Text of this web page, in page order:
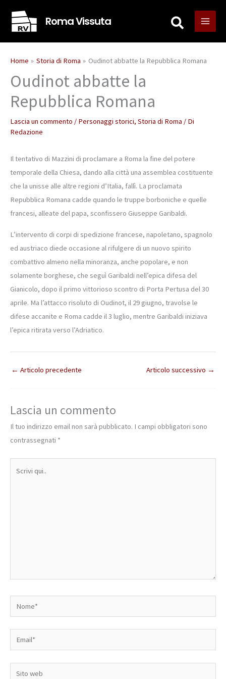
contenuto
Roma Vissuta
Home Storia di Roma Oudinot abbatte la Repubblica Romana
Oudinot abbatte la
Repubblica Romana
Lascia un commento / Personaggi storici, Storia di Roma / Di
Redazione
Il tentativo di Mazzini di proclamare a Roma la fine del potere
temporale della Chiesa, dando alla città una assemblea costituente
che la unisse alle altre regioni d’Italia, fallì. La proclamata
Repubblica Romana cadde quando le truppe borboniche e quelle
francesi, alleate del papa, sconfissero Giuseppe Garibaldi.
L’intervento di corpi di spedizione francese, napoletano, spagnolo
ed austriaco diede occasione al rifulgere di un nuovo spirito
combattivo almeno nella minoranza, anche popolare, e non
solamente borghese, che seguì Garibaldi nell’epica difesa del
Gianicolo, dopo il primo vittorioso scontro di Porta Pertusa del 30
aprile. Ma l’attacco risoluto di Oudinot, il 29 giugno, travolse le
difese accanite e Roma cadde il 3 luglio, mentre Garibaldi iniziava
l’epica ritirata verso l’Adriatico.
← Articolo precedente Articolo successivo →
Lascia un commento
Il tuo indirizzo email non sarà pubblicato. I campi obbligatori sono
contrassegnati *
Sito